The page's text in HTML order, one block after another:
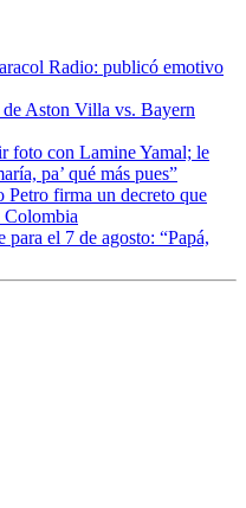
Radio: publicó emotivo
Aston Villa vs. Bayern
foto con Lamine Yamal; le
pa’ qué más pues”
Petro firma un decreto que
Colombia
el 7 de agosto: “Papá,